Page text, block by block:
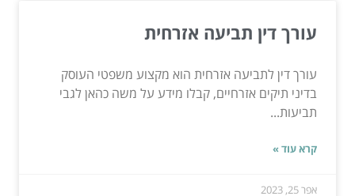
עורך דין תביעה אזרחית
עורך דין לתביעה אזרחית הוא מקצוע משפטי העוסק
בדיני תיקים אזרחיים, קבלו מידע על משה כהאן לגבי
תביעות...
קרא עוד »
אפר 25, 2023